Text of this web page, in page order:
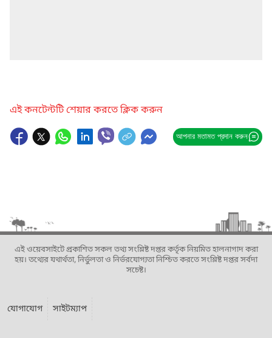
এই কনটেন্টটি শেয়ার করতে ক্লিক করুন
আপনার মতামত প্রদান করুন
এই ওয়েবসাইটে প্রকাশিত সকল তথ্য সংশ্লিষ্ট দপ্তর কর্তৃক নিয়মিত হালনাগাদ করা
হয়। তথ্যের যথার্থতা, নির্ভুলতা ও নির্ভরযোগ্যতা নিশ্চিত করতে সংশ্লিষ্ট দপ্তর সর্বদা
সচেষ্ট।
যোগাযোগ সাইটম্যাপ